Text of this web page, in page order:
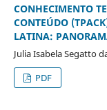
CONHECIMENTO
CONTEÚDO
LATINA:
Julia Isabela Segatto
PDF